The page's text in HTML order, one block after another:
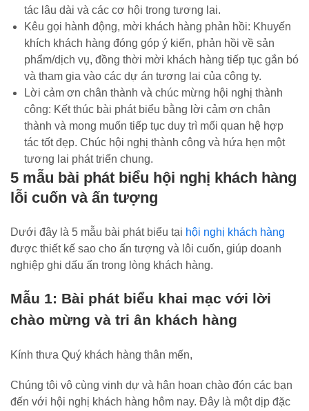
tác lâu dài và các cơ hội trong tương lai.
Kêu gọi hành động, mời khách hàng phản hồi: Khuyến
khích khách hàng đóng góp ý kiến, phản hồi về sản
phẩm/dịch vụ, đồng thời mời khách hàng tiếp tục gắn bó
và tham gia vào các dự án tương lai của công ty.
Lời cảm ơn chân thành và chúc mừng hội nghị thành
công: Kết thúc bài phát biểu bằng lời cảm ơn chân
thành và mong muốn tiếp tục duy trì mối quan hệ hợp
tác tốt đẹp. Chúc hội nghị thành công và hứa hẹn một
tương lai phát triển chung.
5 mẫu bài phát biểu hội nghị khách hàng
lỗi cuốn và ấn tượng
Dưới đây là 5 mẫu bài phát biểu tại hội nghị khách hàng
được thiết kế sao cho ấn tượng và lôi cuốn, giúp doanh
nghiệp ghi dấu ấn trong lòng khách hàng.
Mẫu 1: Bài phát biểu khai mạc với lời
chào mừng và tri ân khách hàng
Kính thưa Quý khách hàng thân mến,
Chúng tôi vô cùng vinh dự và hân hoan chào đón các bạn
đến với hội nghị khách hàng hôm nay. Đây là một dịp đặc